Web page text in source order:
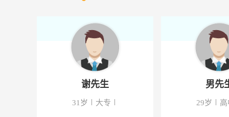
汽车修理 市场营销 株洲市天元区
市场营销 株洲市好人缘
行政助理兼前台 市场营销 醴陵唯品建筑
行政文员 市场营销 攸县新兴房地
谢先生
31岁 大专
男先
29岁 高